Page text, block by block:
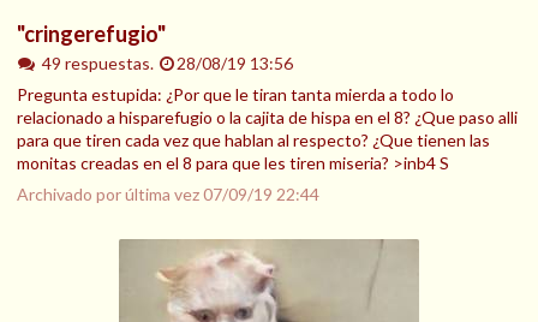
"cringerefugio"
49 respuestas.
28/08/19 13:56
Pregunta estupida: ¿Por que le tiran tanta mierda a todo lo
relacionado a hisparefugio o la cajita de hispa en el 8? ¿Que paso alli
para que tiren cada vez que hablan al respecto? ¿Que tienen las
monitas creadas en el 8 para que les tiren miseria? >inb4 S
Archivado por última vez07/09/19 22:44